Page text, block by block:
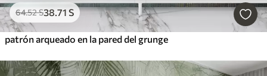
64.52S38.71 S
patrón arqueado en la pared del grunge